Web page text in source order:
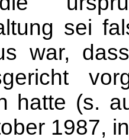
sei
war,
hatte (s.
1987,